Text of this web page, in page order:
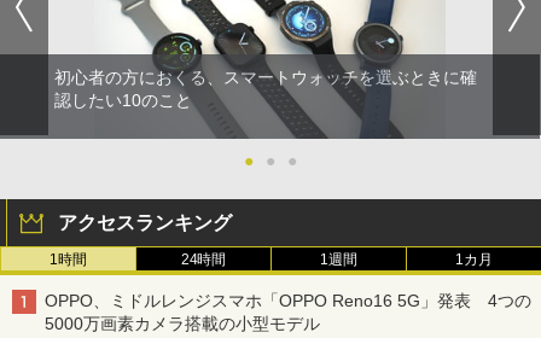
初心者の方におくる、スマートウォッチを選ぶときに確
認したい10のこと
● ● ●
アクセスランキング
1時間 24時間 1週間 1カ月
OPPO、ミドルレンジスマホ「OPPO Reno16 5G」発表 4つの
5000万画素カメラ搭載の小型モデル